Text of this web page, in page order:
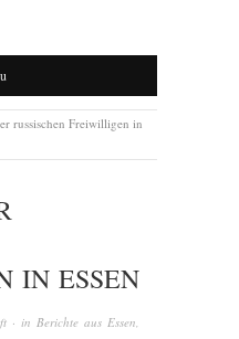
russischen Freiwilligen in
IN ESSEN
· in Berichte aus Essen,